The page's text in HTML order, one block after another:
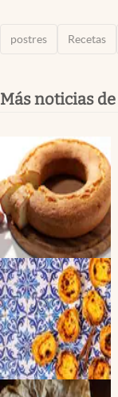
postres Recetas
Más noticias de